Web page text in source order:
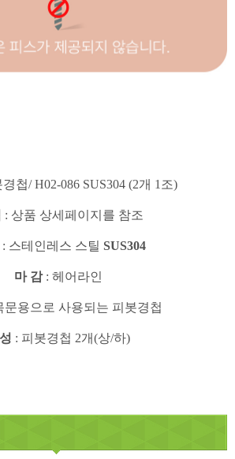
경첩/ H02-086 SUS304 (2개 1조)
: 상품 상세페이지를 참조
: 스테인레스 스틸 SUS304
마 감: 헤어라인
문용으로 사용되는 피봇경첩
: 피봇경첩 2개(상/하)